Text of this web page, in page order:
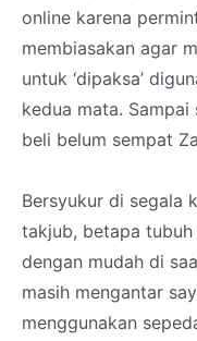
online karena
membiasakan agar
untuk ‘dipaksa’
kedua mata. Sampai
beli belum sempat
Bersyukur di segala
takjub, betapa
dengan mudah di
masih mengantar
menggunakan